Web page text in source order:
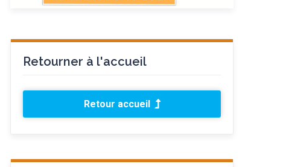
Retourner à l'accueil
Retour accueil